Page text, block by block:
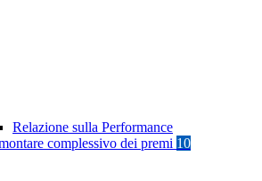
Relazione sulla Performance
complessivo dei premi 10